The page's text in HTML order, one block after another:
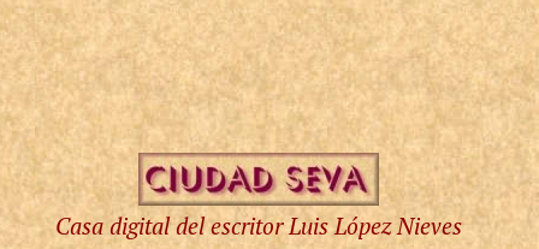
Casa digital del escritor Luis López Nieves